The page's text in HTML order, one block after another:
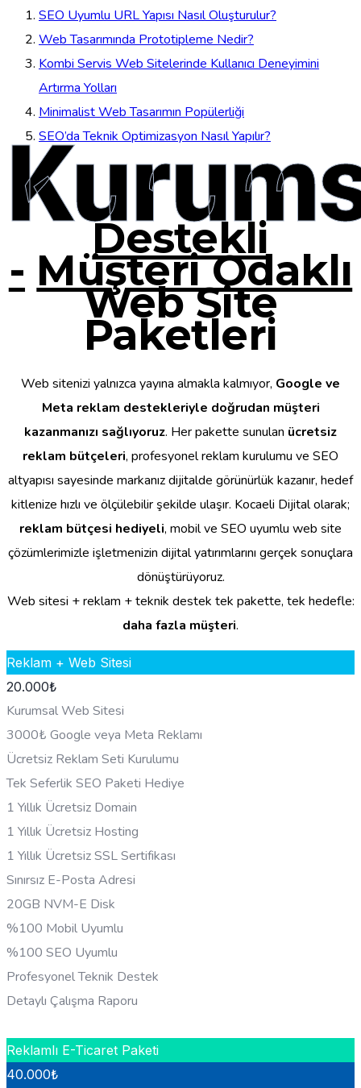
SEO Uyumlu URL Yapısı Nasıl Oluşturulur?
Web Tasarımında Prototipleme Nedir?
Kombi Servis Web Sitelerinde Kullanıcı Deneyimini
Artırma Yolları
Minimalist Web Tasarımın Popülerliği
SEO’da Teknik Optimizasyon Nasıl Yapılır?
Destekli
- Müşteri Odaklı
Web Site
Paketleri
Web sitenizi yalnızca yayına almakla kalmıyor, Google ve
Meta reklam destekleriyle doğrudan müşteri
kazanmanızı sağlıyoruz. Her pakette sunulan ücretsiz
reklam bütçeleri, profesyonel reklam kurulumu ve SEO
altyapısı sayesinde markanız dijitalde görünürlük kazanır, hedef
kitlenize hızlı ve ölçülebilir şekilde ulaşır. Kocaeli Dijital olarak;
reklam bütçesi hediyeli, mobil ve SEO uyumlu web site
çözümlerimizle işletmenizin dijital yatırımlarını gerçek sonuçlara
dönüştürüyoruz.
Web sitesi + reklam + teknik destek tek pakette, tek hedefle:
daha fazla müşteri.
Reklam + Web Sitesi
20.000₺
Kurumsal Web Sitesi
3000₺ Google veya Meta Reklamı
Ücretsiz Reklam Seti Kurulumu
Tek Seferlik SEO Paketi Hediye
1 Yıllık Ücretsiz Domain
1 Yıllık Ücretsiz Hosting
1 Yıllık Ücretsiz SSL Sertifikası
Sınırsız E-Posta Adresi
20GB NVM-E Disk
%100 Mobil Uyumlu
%100 SEO Uyumlu
Profesyonel Teknik Destek
Detaylı Çalışma Raporu
Reklamlı E-Ticaret Paketi
40.000₺